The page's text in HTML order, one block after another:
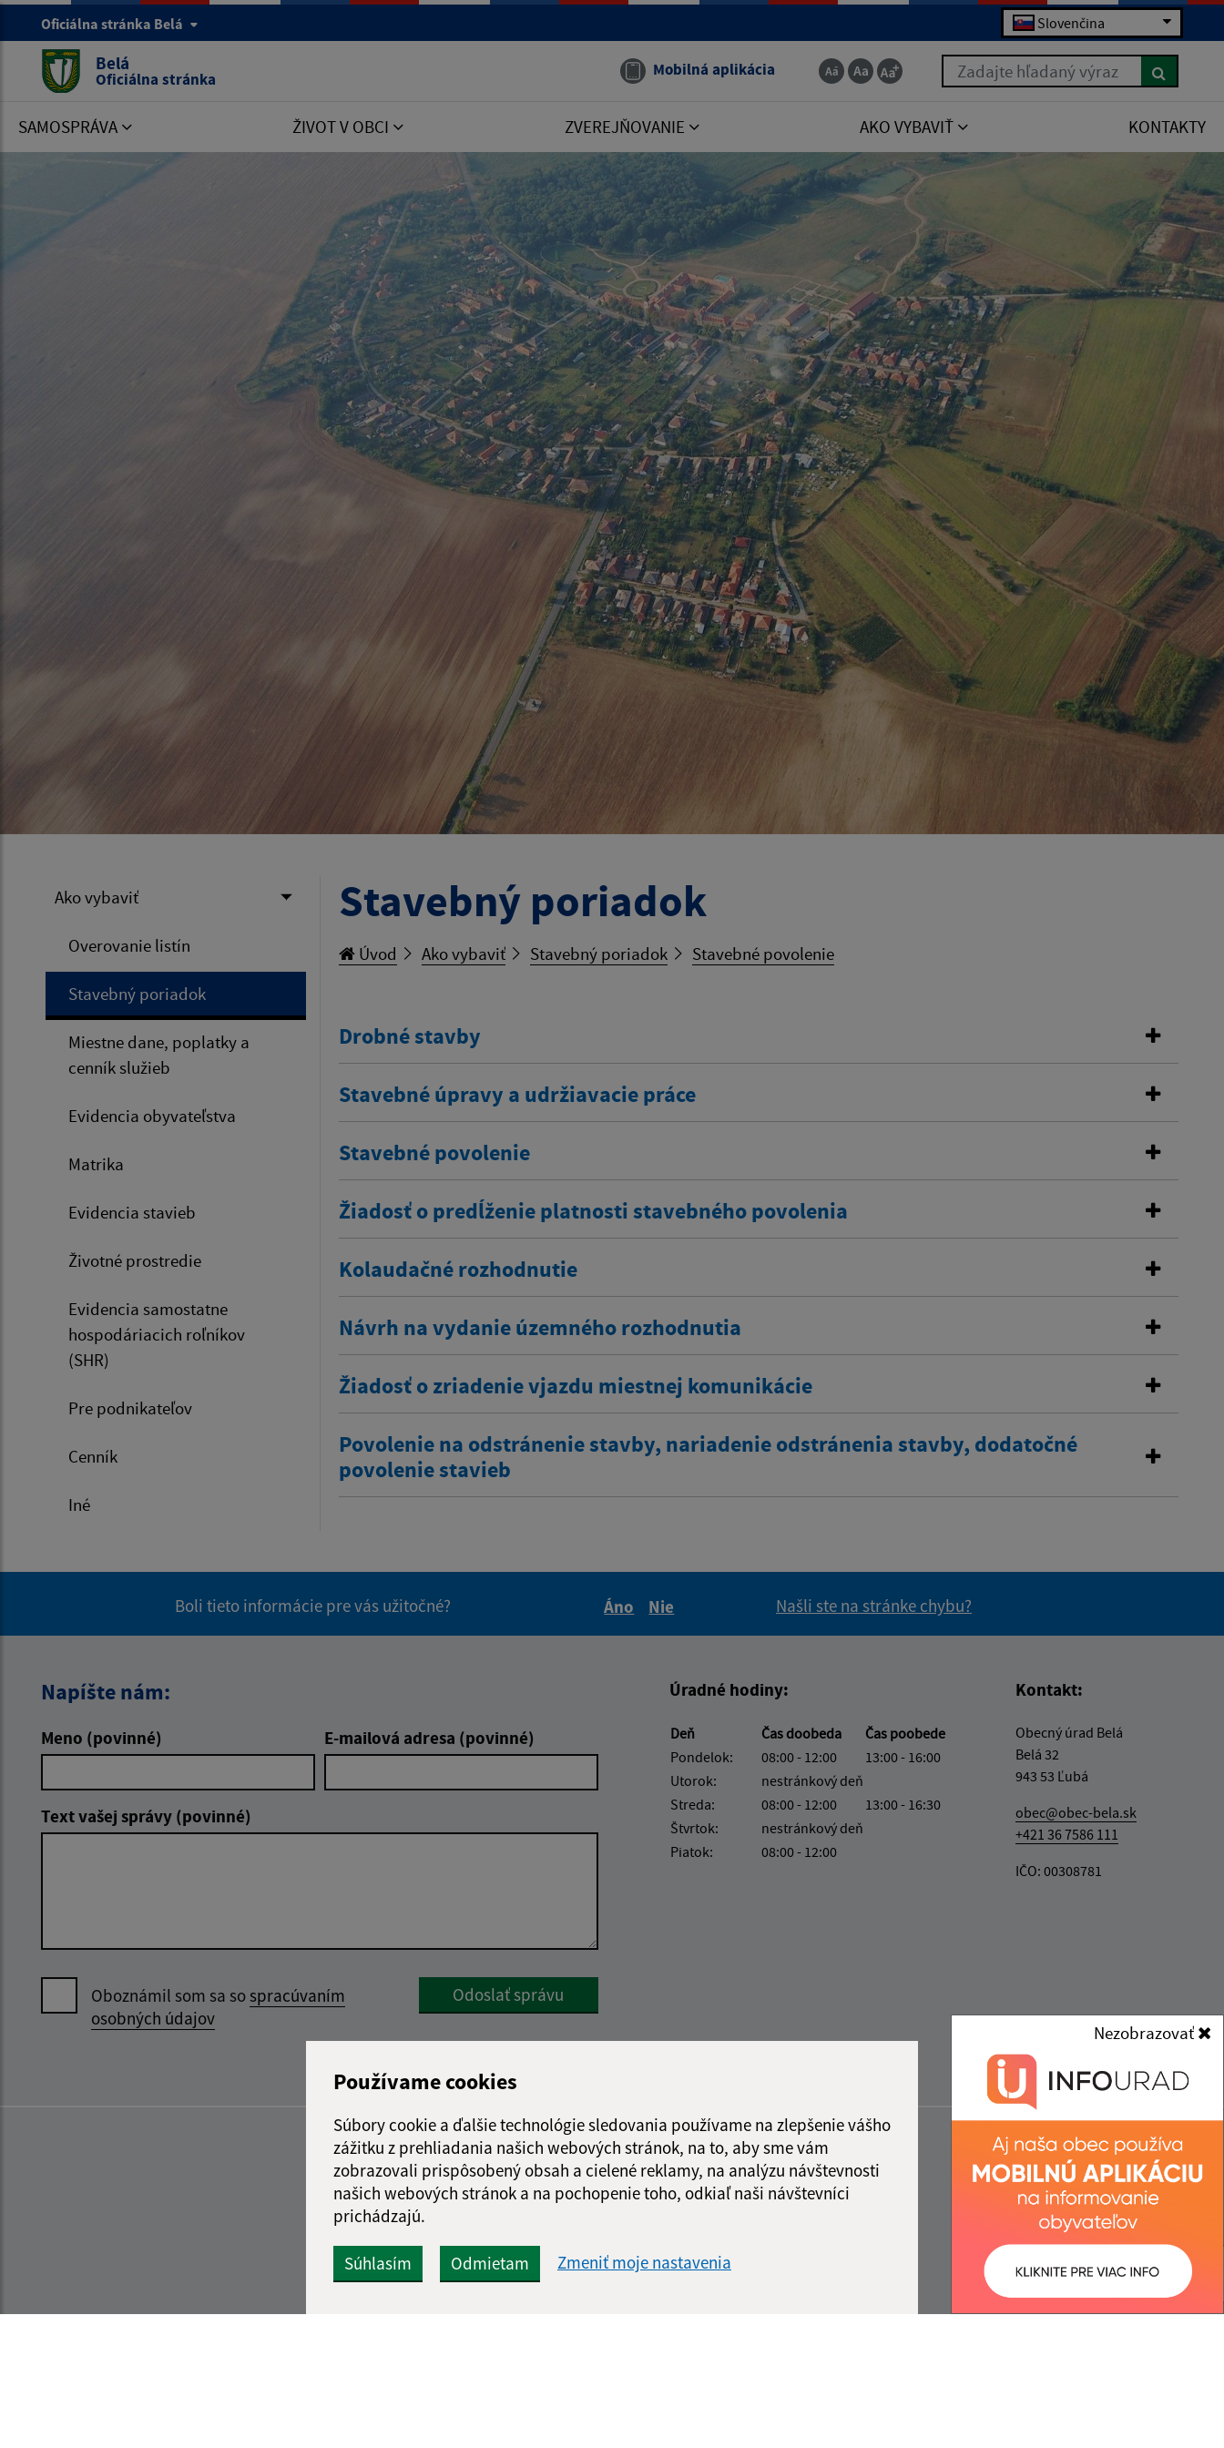
Používame cookies
Súbory cookie a ďalšie technológie sledovania používame na zlepšenie vášho
zážitku z prehliadania našich webových stránok, na to, aby sme vám
zobrazovali prispôsobený obsah a cielené reklamy, na analýzu návštevnosti
našich webových stránok a na pochopenie toho, odkiaľ naši návštevníci
prichádzajú.
Súhlasím Odmietam Zmeniť moje nastavenia
Nezobrazovať
Oficiálna stránka Belá Slovenčina
Belá
Oficiálna stránka Mobilná aplikácia Zadajte hľadaný výraz
SAMOSPRÁVA ŽIVOT V OBCI ZVEREJŇOVANIE AKO VYBAVIŤ KONTAKTY
Ako vybaviť
Overovanie listín
Stavebný poriadok
Miestne dane, poplatky a
cenník služieb
Evidencia obyvateľstva
Matrika
Evidencia stavieb
Životné prostredie
Evidencia samostatne
hospodáriacich roľníkov
(SHR)
Pre podnikateľov
Cenník
Iné
Stavebný poriadok
Úvod Ako vybaviť Stavebný poriadok Stavebné povolenie
Drobné stavby
Stavebné úpravy a udržiavacie práce
Stavebné povolenie
Žiadosť o predĺženie platnosti stavebného povolenia
Kolaudačné rozhodnutie
Návrh na vydanie územného rozhodnutia
Žiadosť o zriadenie vjazdu miestnej komunikácie
Povolenie na odstránenie stavby, nariadenie odstránenia stavby, dodatočné
povolenie stavieb
Boli tieto informácie pre vás užitočné?
Áno
Nie
Našli ste na stránke chybu?
Napíšte nám:
Meno (povinné) E-mailová adresa (povinné)
Text vašej správy (povinné)
Oboznámil som sa sospracúvaním
osobných údajov
Google reCaptcha Response
Odoslať správu
Úradné hodiny:
Deň Čas doobeda
Čas poobede
Pondelok:
08:00 - 12:00
13:00 - 16:00
Utorok:
nestránkový deň
Streda:
08:00 - 12:00
13:00 - 16:30
Štvrtok:
nestránkový deň
Piatok:
08:00 - 12:00
Kontakt:
Obecný úrad Belá
Belá 32
943 53 Ľubá
obec@obec-bela.sk
+421 36 7586 111
IČO: 00308781